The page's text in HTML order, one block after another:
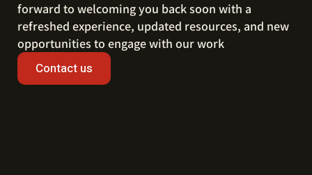
forward to welcoming you back soon with a
refreshed experience, updated resources, and new
opportunities to engage with our work
Contact us